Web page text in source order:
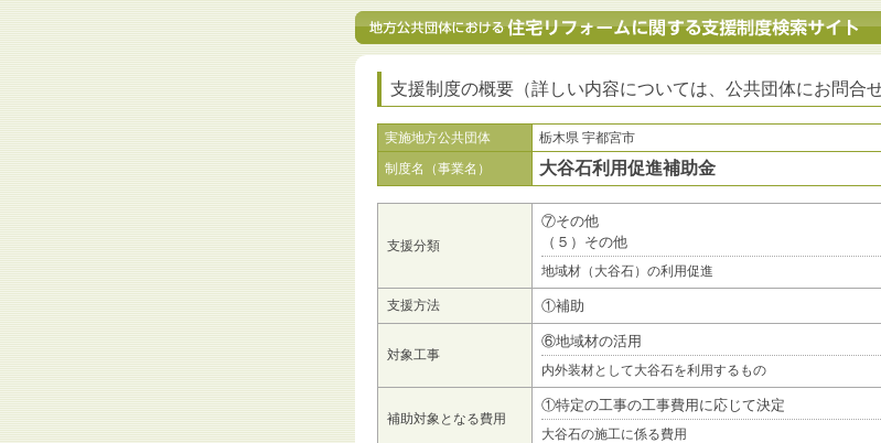
支援制度の概要（詳しい内容については、公共団体にお問合
実施地方公共団体
栃木県 宇都宮市
制度名（事業名）
大谷石利用促進補助金
支援分類
⑦その他
（５）その他
地域材（大谷石）の利用促進
支援方法 ①補助
対象工事
⑥地域材の活用
内外装材として大谷石を利用するもの
補助対象となる費用
①特定の工事の工事費用に応じて決定
大谷石の施工に係る費用